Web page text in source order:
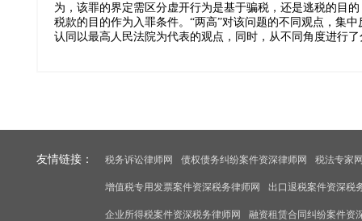
为，该罪的界定需区分虚开行为是基于骗税，还是逃税的目
税款的目的作为入罪条件。“两高”对该问题的不同观点，集
认同以最高人民法院为代表的观点，同时，从不同角度进行
友情链接： 税务诉讼律师网 债权债务纠纷案件资深律师网 税法专家
增值税专用发票案件资深税务律师网 出口退税案件资深税
企业所得税案件资深税务律师网 融资租赁合同纠纷案件资